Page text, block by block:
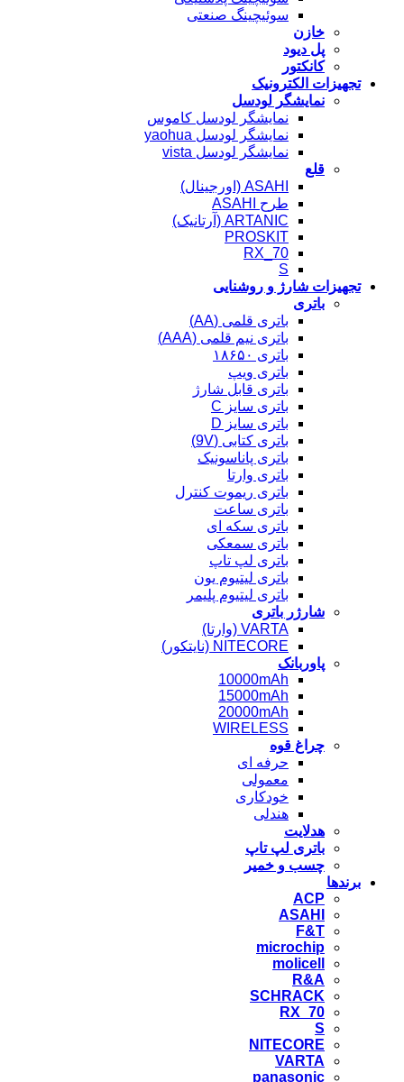
سوئیچینگ صنعتی
خازن
پل دیود
کانکتور
تجهیزات الکترونیک
نمایشگر لودسل
نمایشگر لودسل کاموس
نمایشگر لودسل yaohua
نمایشگر لودسل vista
قلع
ASAHI (اورجینال)
طرح ASAHI
ARTANIC (آرتانیک)
PROSKIT
RX_70
S
تجهیزات شارژ و روشنایی
باتری
باتری قلمی (AA)
باتری نیم قلمی (AAA)
باتری ۱۸۶۵۰
باتری ویپ
باتری قابل شارژ
باتری سایز C
باتری سایز D
باتری کتابی (9V)
باتری پاناسونیک
باتری وارتا
باتری ریموت کنترل
باتری ساعت
باتری سکه ای
باتری سمعکی
باتری لپ تاپ
باتری لیتیوم یون
باتری لیتیوم پلیمر
شارژر باتری
VARTA (وارتا)
NITECORE (نایتکور)
پاوربانک
10000mAh
15000mAh
20000mAh
WIRELESS
چراغ قوه
حرفه ای
معمولی
خودکاری
هندلی
هدلایت
باتری لپ تاپ
چسب و خمیر
برندها
ACP
ASAHI
F&T
microchip
molicell
R&A
SCHRACK
RX_70
S
NITECORE
VARTA
panasonic